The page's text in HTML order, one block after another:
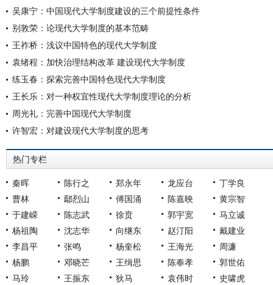
吴康宁：中国现代大学制度建设的三个前提性条件
别敦荣：论现代大学制度的基本范畴
王祚桥：浅议中国特色的现代大学制度
袁绪程：加快治理结构改革 建设现代大学制度
练玉春：探索完善中国特色现代大学制度
王长乐：对一种权宜性现代大学制度理论的分析
周光礼：完善中国现代大学制度
许智宏：对建设现代大学制度的思考
热门专栏
秦晖 陈行之 郑永年 龙应台
丁学良
曹林
鄢烈山 傅国涌 陈嘉映
黄宗智
于建嵘
陈志武 徐贲 郭宇宽
马立诚
杨祖陶
沈志华 向继东 赵汀阳
戴建业
李昌平
张鸣 杨奎松 王海光
周濂
杨鹏
邓晓芒 王缉思 陈奉孝
郭世佑
马玲
王振东 狄马 袁伟时 史啸虎